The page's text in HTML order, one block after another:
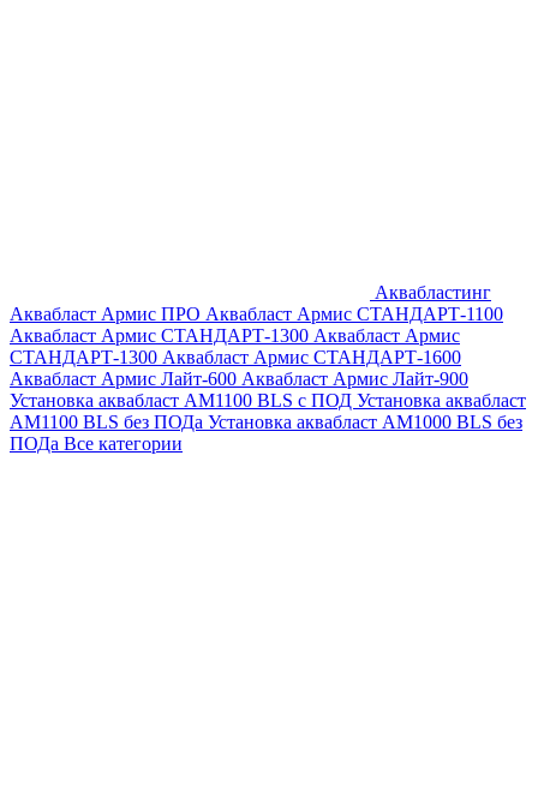
Аквабластинг
Аквабласт Армис ПРО Аквабласт Армис СТАНДАРТ-1100
Аквабласт Армис СТАНДАРТ-1300 Аквабласт Армис
СТАНДАРТ-1300 Аквабласт Армис СТАНДАРТ-1600
Аквабласт Армис Лайт-600 Аквабласт Армис Лайт-900
Установка аквабласт AM1100 BLS с ПОД Установка аквабласт
AM1100 BLS без ПОДа Установка аквабласт AM1000 BLS без
ПОДа Все категории